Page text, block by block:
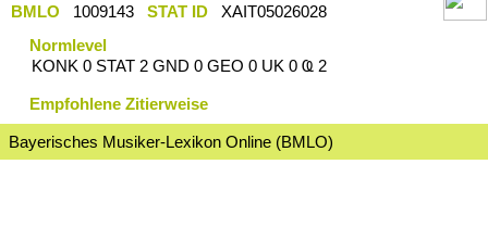
BMLO 1009143 STAT ID
XAIT05026028
Normlevel
KONK 0 STAT 2 GND 0 GEO 0 UK 0 Ҩ 2
Empfohlene Zitierweise
Bayerisches Musiker-Lexikon Online (BMLO)